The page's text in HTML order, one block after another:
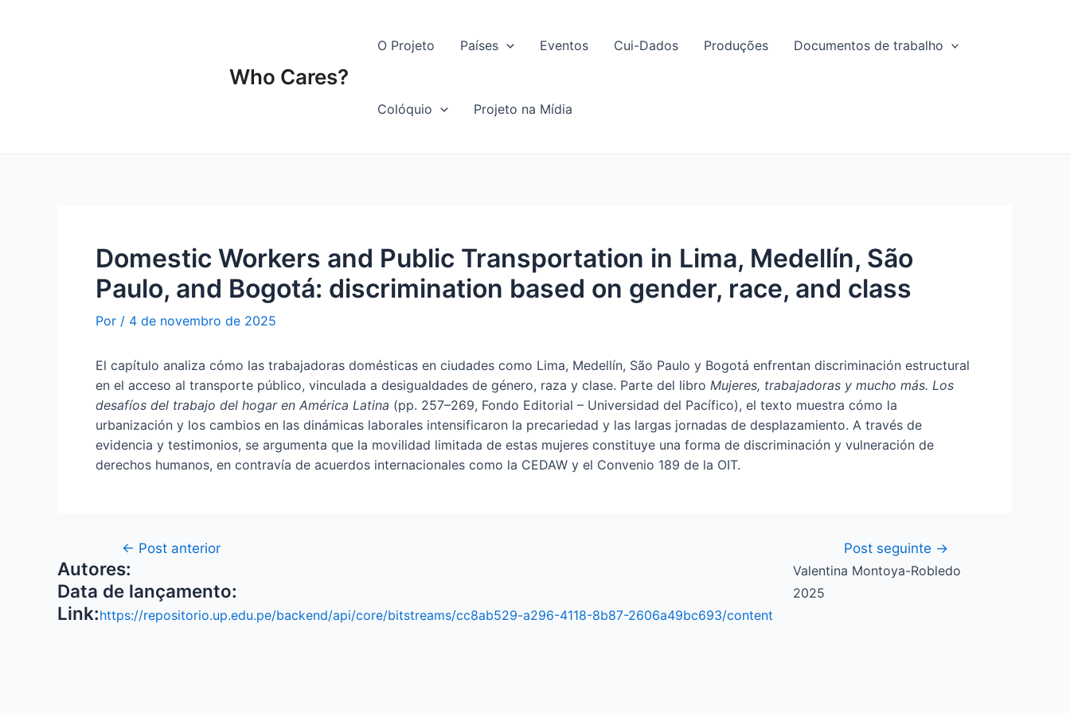
Who Cares?
O Projeto Países Eventos Cui-Dados Produções Documentos de trabalho
Colóquio Projeto na Mídia
Domestic Workers and Public Transportation in Lima, Medellín, São
Paulo, and Bogotá: discrimination based on gender, race, and class
Por / 4 de novembro de 2025
El capítulo analiza cómo las trabajadoras domésticas en ciudades como Lima, Medellín, São Paulo y Bogotá enfrentan discriminación estructural
en el acceso al transporte público, vinculada a desigualdades de género, raza y clase. Parte del libro Mujeres, trabajadoras y mucho más. Los
desafíos del trabajo del hogar en América Latina (pp. 257–269, Fondo Editorial – Universidad del Pacífico), el texto muestra cómo la
urbanización y los cambios en las dinámicas laborales intensificaron la precariedad y las largas jornadas de desplazamiento. A través de
evidencia y testimonios, se argumenta que la movilidad limitada de estas mujeres constituye una forma de discriminación y vulneración de
derechos humanos, en contravía de acuerdos internacionales como la CEDAW y el Convenio 189 de la OIT.
← Post anterior Post seguinte →
Autores: Valentina Montoya-Robledo
Data de lançamento: 2025
Link:https://repositorio.up.edu.pe/backend/api/core/bitstreams/cc8ab529-a296-4118-8b87-2606a49bc693/content